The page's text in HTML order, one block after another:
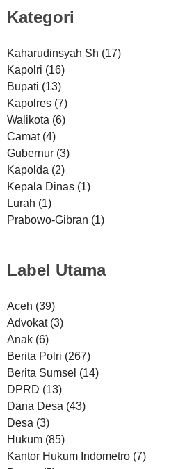
Kategori
Kaharudinsyah Sh (17)
Kapolri (16)
Bupati (13)
Kapolres (7)
Walikota (6)
Camat (4)
Gubernur (3)
Kapolda (2)
Kepala Dinas (1)
Lurah (1)
Prabowo-Gibran (1)
Label Utama
Aceh (39)
Advokat (3)
Anak (6)
Berita Polri (267)
Berita Sumsel (14)
DPRD (13)
Dana Desa (43)
Desa (3)
Hukum (85)
Kantor Hukum Indometro (7)